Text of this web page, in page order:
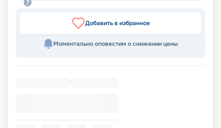
Добавить в избранное
Моментально оповестим о снижении цены